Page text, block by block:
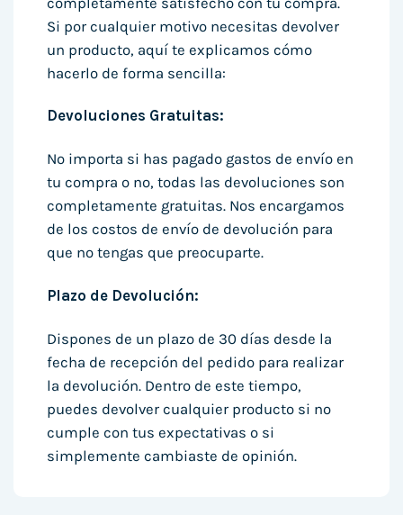
Si por cualquier motivo necesitas devolver
un producto, aquí te explicamos cómo
hacerlo de forma sencilla:
Devoluciones Gratuitas:
No importa si has pagado gastos de envío en
tu compra o no, todas las devoluciones son
completamente gratuitas. Nos encargamos
de los costos de envío de devolución para
que no tengas que preocuparte.
Plazo de Devolución:
Dispones de un plazo de 30 días desde la
fecha de recepción del pedido para realizar
la devolución. Dentro de este tiempo,
puedes devolver cualquier producto si no
cumple con tus expectativas o si
simplemente cambiaste de opinión.